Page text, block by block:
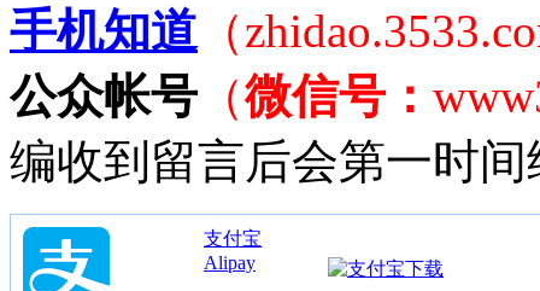
手机知道 （
公众帐号（微信号：
编收到留言后会第一时
支付宝
Alipay